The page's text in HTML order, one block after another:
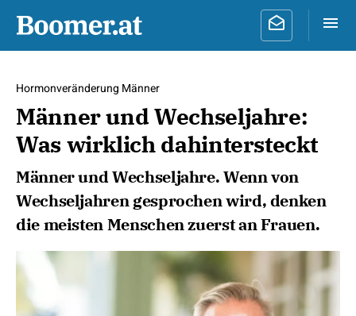
Hormonveränderung Männer
Männer und Wechseljahre:
Was wirklich dahintersteckt
Männer und Wechseljahre. Wenn von
Wechseljahren gesprochen wird, denken
die meisten Menschen zuerst an Frauen.